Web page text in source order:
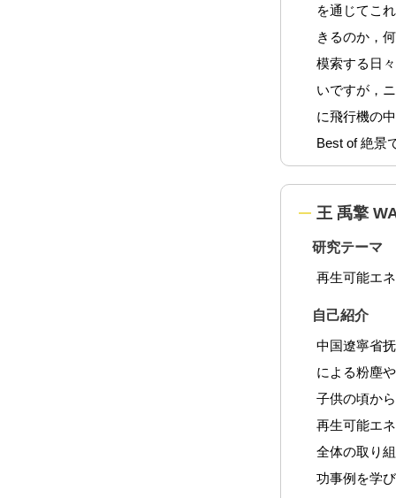
を通じてこ
きるのか，
模索する日
いですが，
に飛行機の
Best of 絶景
王 禹擎
研究テーマ
再生可能エ
自己紹介
中国遼寧省
による粉塵
子供の頃か
再生可能エ
全体の取り
功事例を学